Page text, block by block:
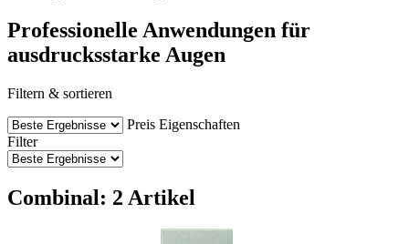
Professionelle Anwendungen für
ausdrucksstarke Augen
Filtern & sortieren
Preis Eigenschaften
Filter
Combinal: 2 Artikel